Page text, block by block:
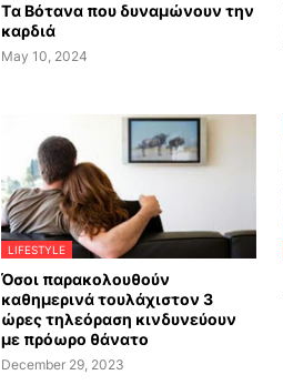
Tα Βότανα που δυναμώνουν την
καρδιά
May 10, 2024
LIFESTYLE
Όσοι παρακολουθούν
καθημερινά τουλάχιστον 3
ώρες τηλεόραση κινδυνεύουν
με πρόωρο θάνατο
December 29, 2023